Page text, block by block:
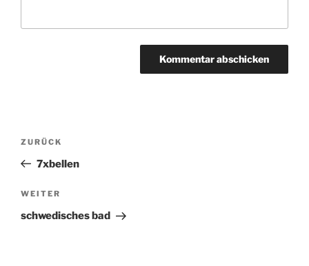
Beitragsnavigation
Vorheriger
Beitrag
ZURÜCK
7xbellen
Nächster
Beitrag
WEITER
schwedisches bad